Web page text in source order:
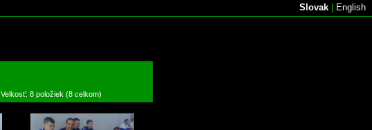
Slovak English
Velkosť: 8 položiek (8 celkom)